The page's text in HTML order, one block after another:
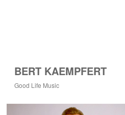
BERT KAEMPFERT
Good Life Music